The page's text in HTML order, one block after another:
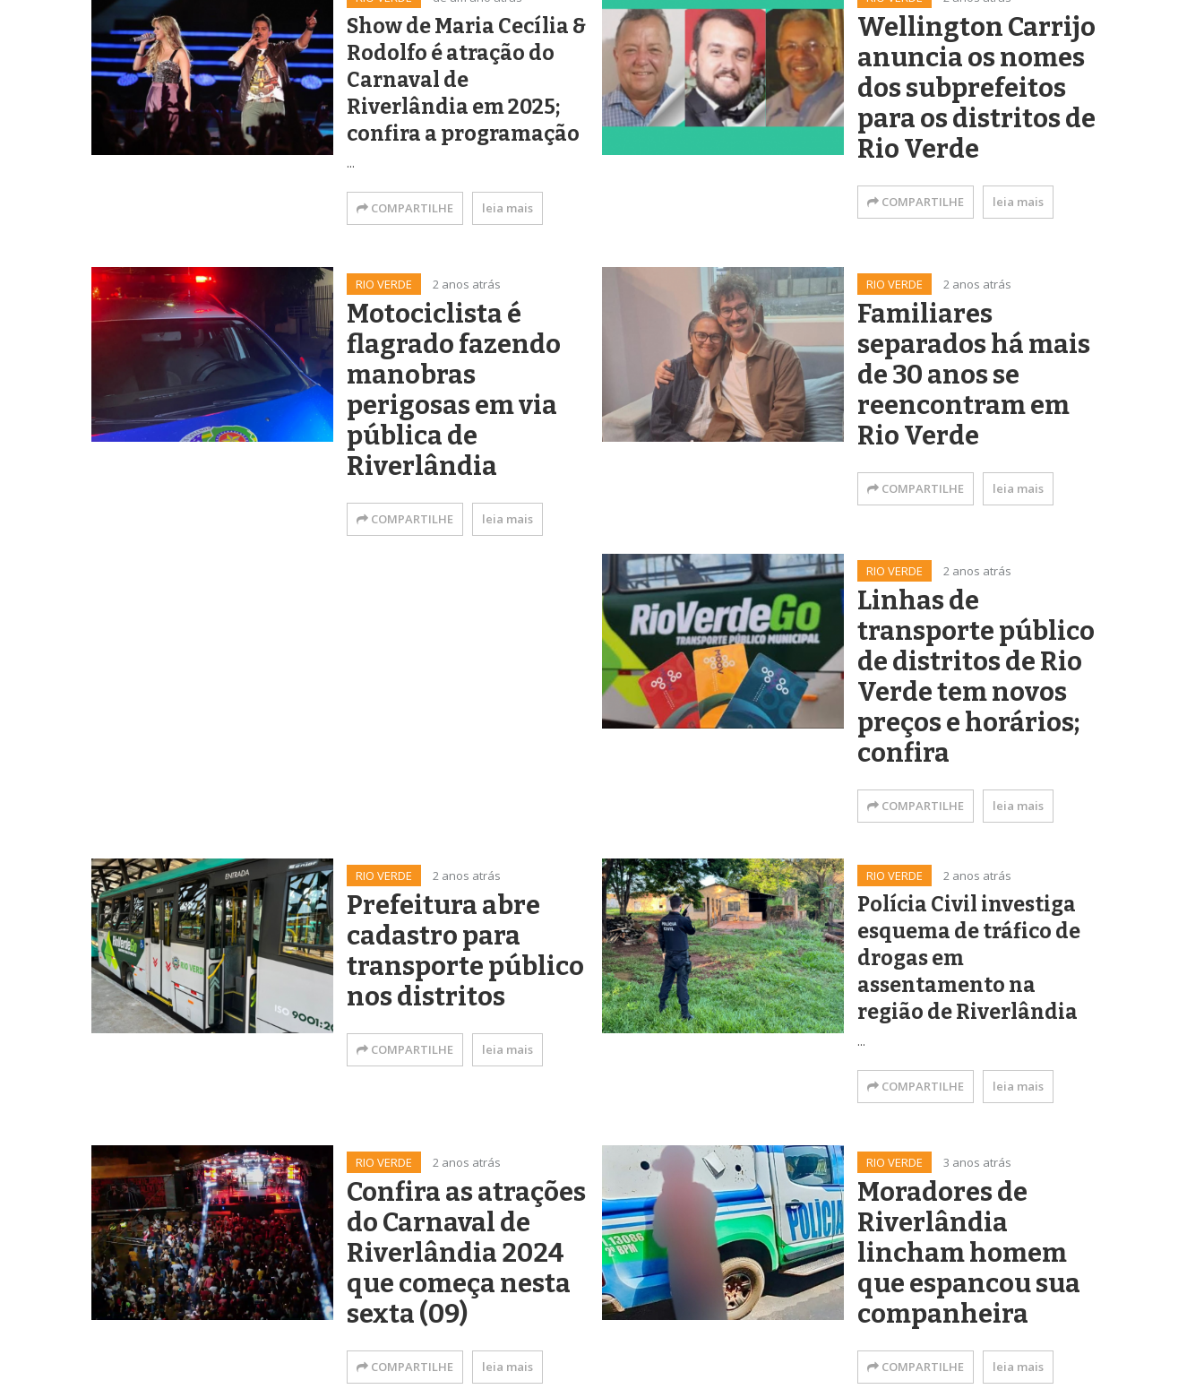
Show de Maria Cecília &
Rodolfo é atração do
Carnaval de
Riverlândia em 2025;
confira a programação
...
COMPARTILHE leia mais
Wellington Carrijo
anuncia os nomes
dos subprefeitos
para os distritos de
Rio Verde
COMPARTILHE leia mais
RIO VERDE 2 anos atrás
Motociclista é
flagrado fazendo
manobras
perigosas em via
pública de
Riverlândia
COMPARTILHE leia mais
RIO VERDE 2 anos atrás
Familiares
separados há mais
de 30 anos se
reencontram em
Rio Verde
COMPARTILHE leia mais
RIO VERDE 2 anos atrás
Linhas de
transporte público
de distritos de Rio
Verde tem novos
preços e horários;
confira
COMPARTILHE leia mais
RIO VERDE 2 anos atrás
Prefeitura abre
cadastro para
transporte público
nos distritos
COMPARTILHE leia mais
RIO VERDE 2 anos atrás
Polícia Civil investiga
esquema de tráfico de
drogas em
assentamento na
região de Riverlândia
...
COMPARTILHE leia mais
RIO VERDE 2 anos atrás
Confira as atrações
do Carnaval de
Riverlândia 2024
que começa nesta
sexta (09)
COMPARTILHE leia mais
RIO VERDE 3 anos atrás
Moradores de
Riverlândia
lincham homem
que espancou sua
companheira
COMPARTILHE leia mais